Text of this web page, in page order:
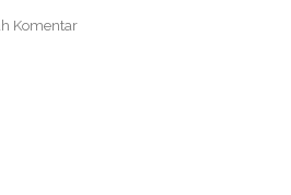
Komentar